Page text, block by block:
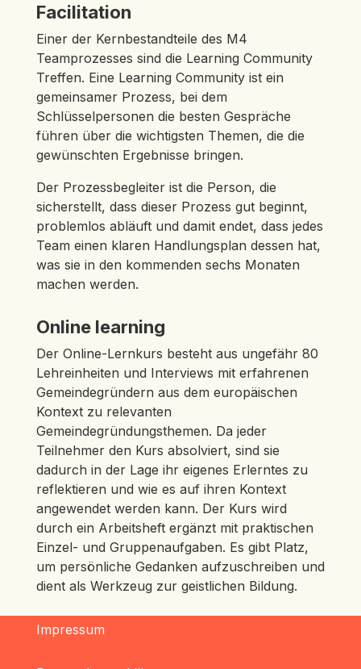
Facilitation
Einer der Kernbestandteile des M4
Teamprozesses sind die Learning Community
Treffen. Eine Learning Community ist ein
gemeinsamer Prozess, bei dem
Schlüsselpersonen die besten Gespräche
führen über die wichtigsten Themen, die die
gewünschten Ergebnisse bringen.
Der Prozessbegleiter ist die Person, die
sicherstellt, dass dieser Prozess gut beginnt,
problemlos abläuft und damit endet, dass jedes
Team einen klaren Handlungsplan dessen hat,
was sie in den kommenden sechs Monaten
machen werden.
Online learning
Der Online-Lernkurs besteht aus ungefähr 80
Lehreinheiten und Interviews mit erfahrenen
Gemeindegründern aus dem europäischen
Kontext zu relevanten
Gemeindegründungsthemen. Da jeder
Teilnehmer den Kurs absolviert, sind sie
dadurch in der Lage ihr eigenes Erlerntes zu
reflektieren und wie es auf ihren Kontext
angewendet werden kann. Der Kurs wird
durch ein Arbeitsheft ergänzt mit praktischen
Einzel- und Gruppenaufgaben. Es gibt Platz,
um persönliche Gedanken aufzuschreiben und
dient als Werkzeug zur geistlichen Bildung.
Impressum